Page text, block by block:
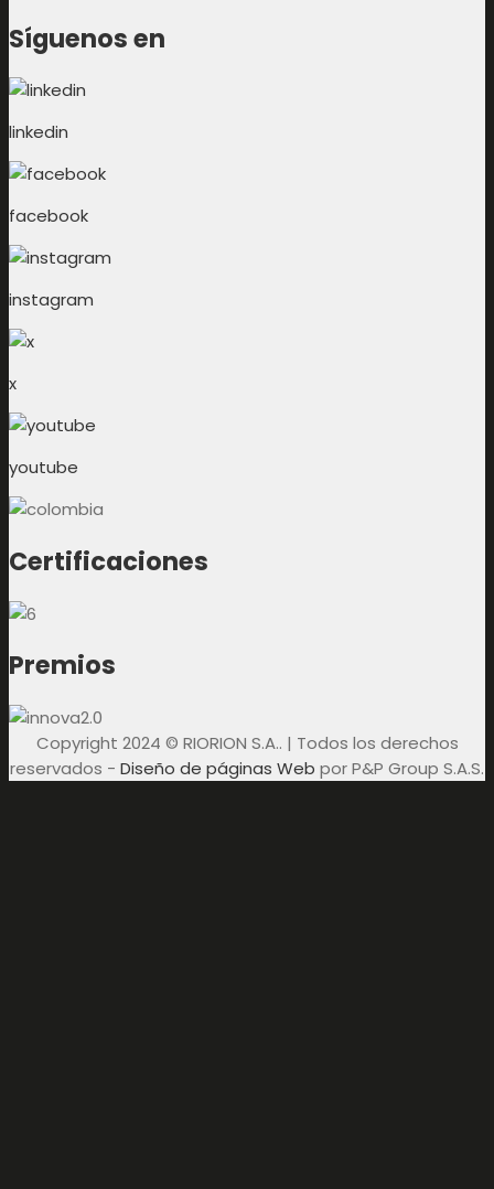
Síguenos en
linkedin
facebook
instagram
x
youtube
Certificaciones
Premios
Copyright 2024 © RIORION S.A.. | Todos los derechos
reservados - Diseño de páginas Web por P&P Group S.A.S.